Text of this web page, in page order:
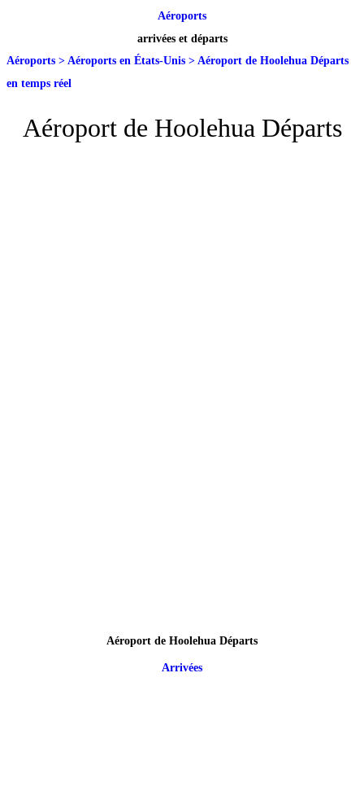
Aéroports
arrivées et départs
Aéroports > Aéroports en États-Unis > Aéroport de Hoolehua Départs
en temps réel
Aéroport de Hoolehua Départs
Aéroport de Hoolehua Départs
Arrivées